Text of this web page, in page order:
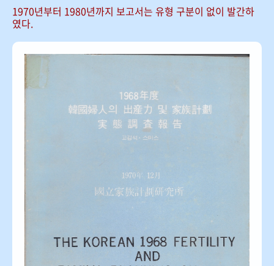
1970년부터 1980년까지 보고서는 유형 구분이 없이 발간하
였다.